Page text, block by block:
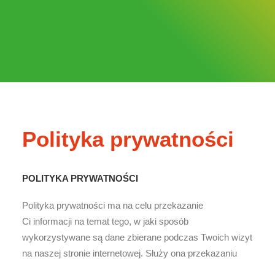
Polityka prywatności
POLITYKA PRYWATNOŚCI
Polityka prywatności ma na celu przekazanie
Ci informacji na temat tego, w jaki sposób
wykorzystywane są dane zbierane podczas Twoich wizyt
na naszej stronie internetowej. Służy ona przekazaniu